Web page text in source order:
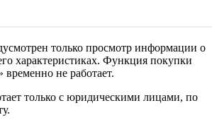
только просмотр информации о
характеристиках. Функция покупки
временно не работает.
только с юридическими лицами, по